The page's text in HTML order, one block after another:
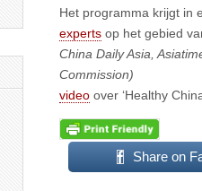
Het programma krijgt in
experts op het gebied
China Daily Asia,
Commission)
video over ‘Healthy
Share on